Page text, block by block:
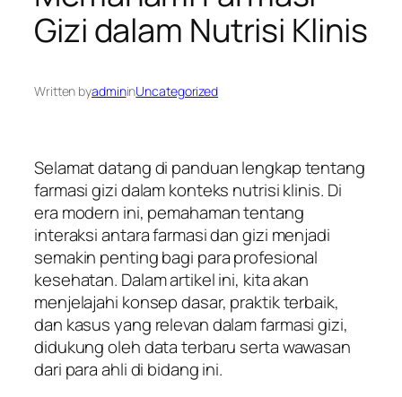
Gizi dalam Nutrisi Klinis
Written byadmininUncategorized
Selamat datang di panduan lengkap tentang
farmasi gizi dalam konteks nutrisi klinis. Di
era modern ini, pemahaman tentang
interaksi antara farmasi dan gizi menjadi
semakin penting bagi para profesional
kesehatan. Dalam artikel ini, kita akan
menjelajahi konsep dasar, praktik terbaik,
dan kasus yang relevan dalam farmasi gizi,
didukung oleh data terbaru serta wawasan
dari para ahli di bidang ini.